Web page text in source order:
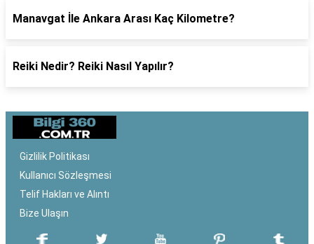
Manavgat İle Ankara Arası Kaç Kilometre?
Reiki Nedir? Reiki Nasıl Yapılır?
Gizlilik Politikası
Kullanıcı Sözleşmesi
Telif Hakları ve Alıntı
Bize Ulaşın